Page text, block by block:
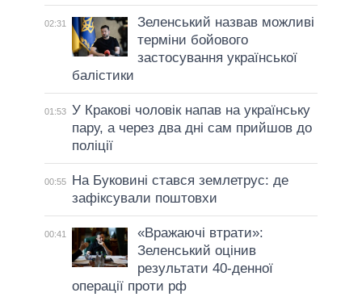
02:31
Зеленський назвав можливі
терміни бойового
застосування української
балістики
01:53 У Кракові чоловік напав на українську
пару, а через два дні сам прийшов до
поліції
00:55
На Буковині стався землетрус: де
зафіксували поштовхи
00:41
«Вражаючі втрати»:
Зеленський оцінив
результати 40-денної
операції проти рф